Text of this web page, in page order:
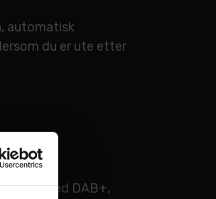
automatisk
du er ute etter
med DAB+,